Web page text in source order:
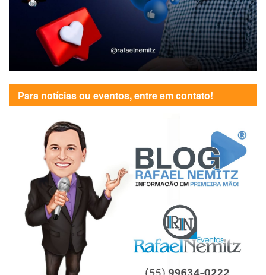
Para notícias ou eventos, entre em contato!